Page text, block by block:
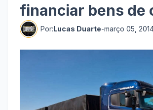
financiar bens de
Por:Lucas Duarte-março 05,